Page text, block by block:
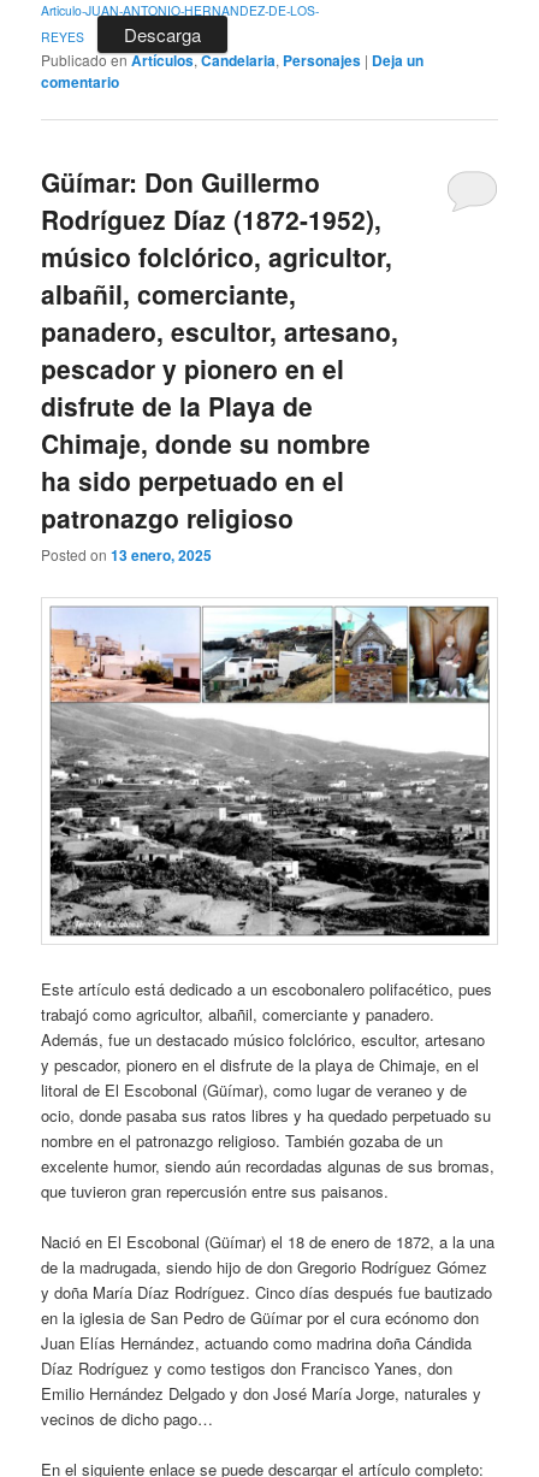
Articulo-JUAN-ANTONIO-HERNANDEZ-DE-LOS-
REYES
Descarga
Publicado enArtículos,Candelaria, Personajes | Deja un
comentario
Güímar: Don Guillermo
Rodríguez Díaz (1872-1952),
músico folclórico, agricultor,
albañil, comerciante,
panadero, escultor, artesano,
pescador y pionero en el
disfrute de la Playa de
Chimaje, donde su nombre
ha sido perpetuado en el
patronazgo religioso
Posted on13 enero, 2025
Este artículo está dedicado a un escobonalero polifacético, pues
trabajó como agricultor, albañil, comerciante y panadero.
Además, fue un destacado músico folclórico, escultor, artesano
y pescador, pionero en el disfrute de la playa de Chimaje, en el
litoral de El Escobonal (Güímar), como lugar de veraneo y de
ocio, donde pasaba sus ratos libres y ha quedado perpetuado su
nombre en el patronazgo religioso. También gozaba de un
excelente humor, siendo aún recordadas algunas de sus bromas,
que tuvieron gran repercusión entre sus paisanos.
Nació en El Escobonal (Güímar) el 18 de enero de 1872, a la una
de la madrugada, siendo hijo de don Gregorio Rodríguez Gómez
y doña María Díaz Rodríguez. Cinco días después fue bautizado
en la iglesia de San Pedro de Güímar por el cura ecónomo don
Juan Elías Hernández, actuando como madrina doña Cándida
Díaz Rodríguez y como testigos don Francisco Yanes, don
Emilio Hernández Delgado y don José María Jorge, naturales y
vecinos de dicho pago…
En el siguiente enlace se puede descargar el artículo completo: